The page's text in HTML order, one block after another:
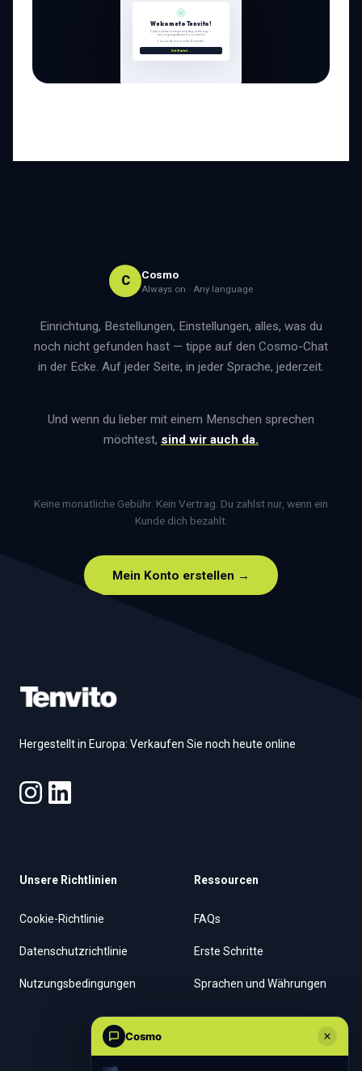
C Cosmo
Always on · Any language
Einrichtung, Bestellungen, Einstellungen, alles, was du
noch nicht gefunden hast — tippe auf den Cosmo-Chat
in der Ecke. Auf jeder Seite, in jeder Sprache, jederzeit.
Und wenn du lieber mit einem Menschen sprechen
möchtest, sind wir auch da.
Keine monatliche Gebühr. Kein Vertrag. Du zahlst nur, wenn ein
Kunde dich bezahlt.
Mein Konto erstellen →
Hergestellt in Europa: Verkaufen Sie noch heute online
Unsere Richtlinien
Cookie-Richtlinie
Datenschutzrichtlinie
Nutzungsbedingungen
Ressourcen
FAQs
Erste Schritte
Sprachen und Währungen
Cosmo